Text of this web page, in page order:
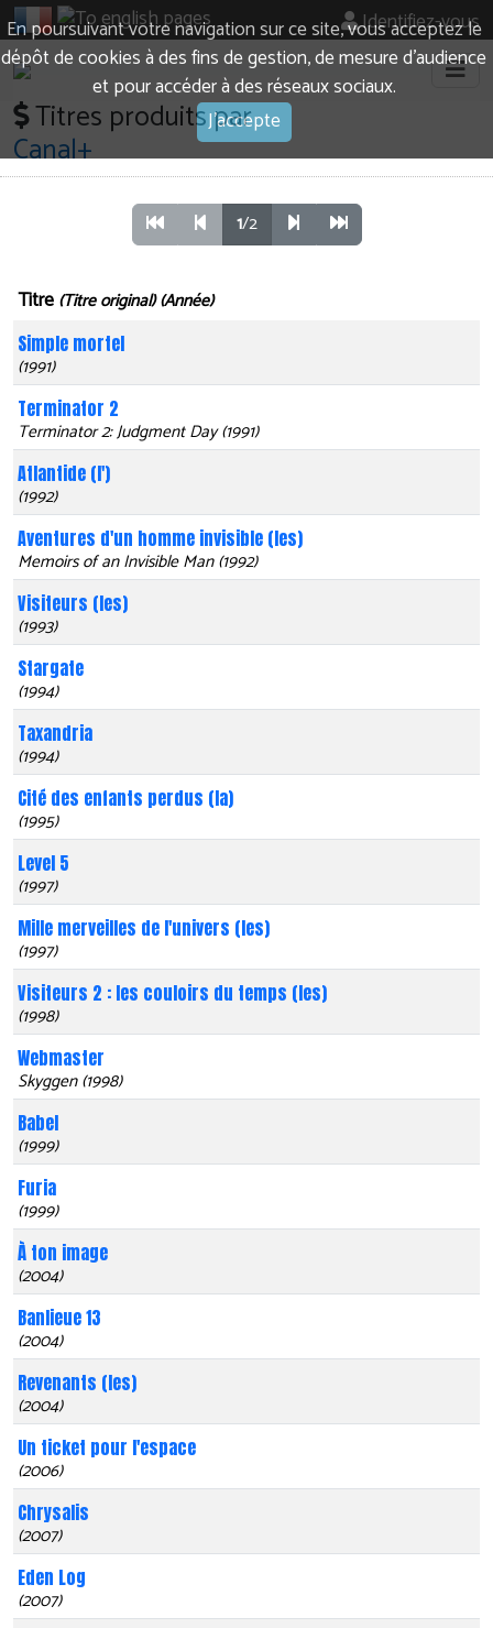
En poursuivant votre navigation sur ce site, vous acceptez le
dépôt de cookies à des fins de gestion, de mesure d’audience
et pour accéder à des réseaux sociaux.
J'accepte
Identifiez-vous
Titres produits par
Canal+
1/2
Titre (Titre original) (Année)
Simple mortel
(1991)
Terminator 2
Terminator 2: Judgment Day (1991)
Atlantide (l')
(1992)
Aventures d'un homme invisible (les)
Memoirs of an Invisible Man (1992)
Visiteurs (les)
(1993)
Stargate
(1994)
Taxandria
(1994)
Cité des enfants perdus (la)
(1995)
Level 5
(1997)
Mille merveilles de l'univers (les)
(1997)
Visiteurs 2 : les couloirs du temps (les)
(1998)
Webmaster
Skyggen (1998)
Babel
(1999)
Furia
(1999)
À ton image
(2004)
Banlieue 13
(2004)
Revenants (les)
(2004)
Un ticket pour l'espace
(2006)
Chrysalis
(2007)
Eden Log
(2007)